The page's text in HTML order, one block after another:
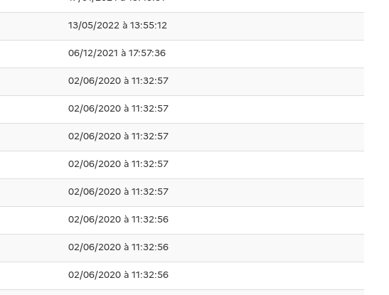
13/05/2022 à 13:55:12
06/12/2021 à 17:57:36
02/06/2020 à 11:32:57
02/06/2020 à 11:32:57
02/06/2020 à 11:32:57
02/06/2020 à 11:32:57
02/06/2020 à 11:32:57
02/06/2020 à 11:32:56
02/06/2020 à 11:32:56
02/06/2020 à 11:32:56